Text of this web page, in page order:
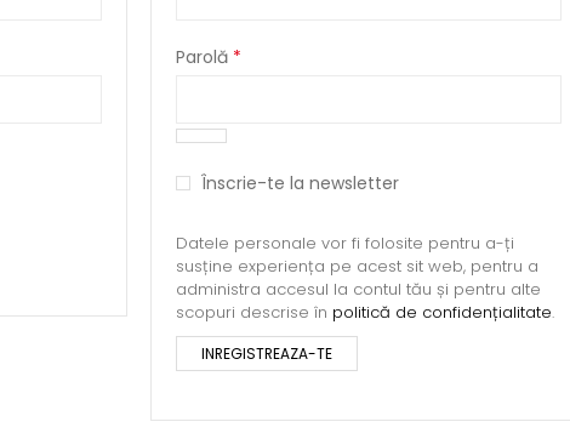
Parolă *
Înscrie-te la newsletter
Datele personale vor fi folosite pentru a-ți
susține experiența pe acest sit web, pentru a
administra accesul la contul tău și pentru alte
scopuri descrise în politică de confidențialitate.
INREGISTREAZA-TE